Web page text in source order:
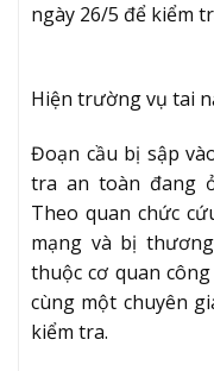
ngày 26/5 để kiểm
Hiện trường vụ tai
Đoạn cầu bị sập
tra an toàn đang
Theo quan chức
mạng và bị
thuộc cơ quan
cùng một chuyên
kiểm tra.